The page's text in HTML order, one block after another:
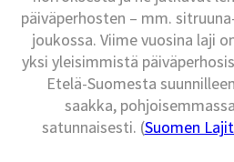
päiväperhosten – mm.
joukossa. Viime vuosina laji
yksi yleisimmistä
Etelä-Suomesta
saakka,
satunnaisesti. (Suomen